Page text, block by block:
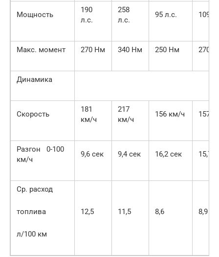
Мощность
190
л.с.
258
л.с.
95 л.с. 109
Макс. момент 270 Нм 340 Нм 250 Нм 270
Динамика
Скорость
181
км/ч
217
км/ч
156 км/ч 157
Разгон 0-100
км/ч
9,6 сек 9,4 сек 16,2 сек 15,7
Ср. расход
топлива
л/100 км
12,5 11,5 8,6 8,9